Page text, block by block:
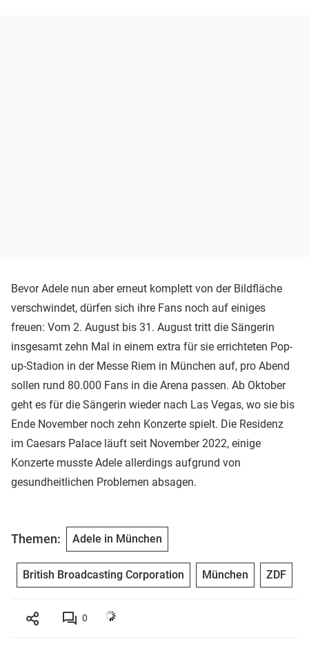
Bevor Adele nun aber erneut komplett von der Bildfläche
verschwindet, dürfen sich ihre Fans noch auf einiges
freuen: Vom 2. August bis 31. August tritt die Sängerin
insgesamt zehn Mal in einem extra für sie errichteten Pop-
up-Stadion in der Messe Riem in München auf, pro Abend
sollen rund 80.000 Fans in die Arena passen. Ab Oktober
geht es für die Sängerin wieder nach Las Vegas, wo sie bis
Ende November noch zehn Konzerte spielt. Die Residenz
im Caesars Palace läuft seit November 2022, einige
Konzerte musste Adele allerdings aufgrund von
gesundheitlichen Problemen absagen.
Themen: Adele in München
British Broadcasting Corporation München ZDF
0